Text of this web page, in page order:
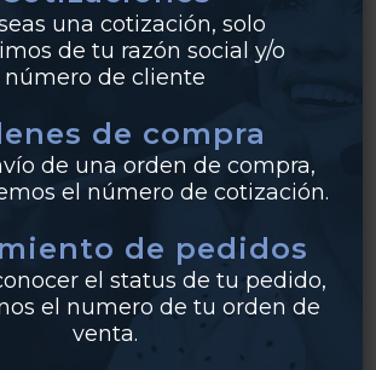
una cotización, solo
de tu razón social y/o
número de cliente
de compra
de una orden de compra,
el número de cotización.
de pedidos
el status de tu pedido,
el numero de tu orden de
venta.